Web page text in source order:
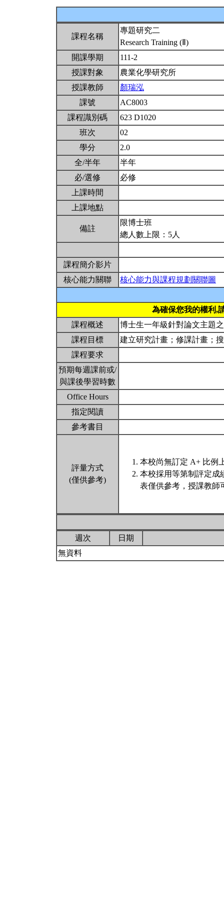
課程名稱
專題研究二
Research Training (Ⅱ)
開課學期
111-2
授課對象
農業化學研究所
授課教師
顏瑞泓
課號
AC8003
課程識別碼
623 D1020
班次
02
學分
2.0
全/半年
半年
必/選修
必修
上課時間
上課地點
備註
限博士班
總人數上限：5人
課程簡介影片
核心能力關聯
核心能力與課程規劃關聯圖
為確保您我的權利,
課程概述
博士生一年級針對論文主題
課程目標
建立研究計畫；修課計畫；
課程要求
預期每週課前或/
與課後學習時數
Office Hours
指定閱讀
參考書目
評量方式
(僅供參考)
本校尚無訂定 A+ 比例
本校採用等第制評定成
表僅供參考，授課教師
週次
日期
無資料